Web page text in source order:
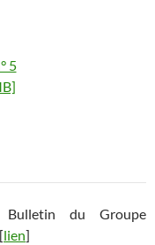
5
Bulletin du Groupe
lien]